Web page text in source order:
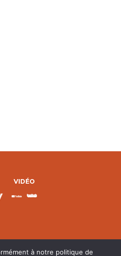
VIDÉO
à notre politique de